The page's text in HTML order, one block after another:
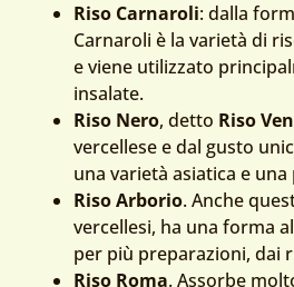
Riso Carnaroli: dalla
Carnaroli è la varietà di
e viene utilizzato
insalate.
Riso Nero, detto Riso
vercellese e dal gusto
una varietà asiatica e una
Riso Arborio. Anche
vercellesi, ha una forma
per più preparazioni, dai
Riso Roma. Assorbe